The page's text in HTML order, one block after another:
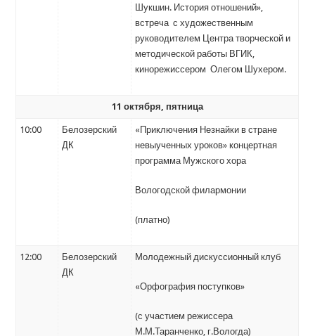
Шукшин. История отношений»,
встреча с художественным
руководителем Центра творческой и
методической работы ВГИК,
кинорежиссером Олегом Шухером.
11 октября, пятница
10:00
Белозерский
ДК
«Приключения Незнайки в стране
невыученных уроков» концертная
программа Мужского хора
Вологодской филармонии
(платно)
12:00
Белозерский
ДК
Молодежный дискуссионный клуб
«Орфография поступков»
(с участием режиссера
М.М.Таранченко, г.Вологда)